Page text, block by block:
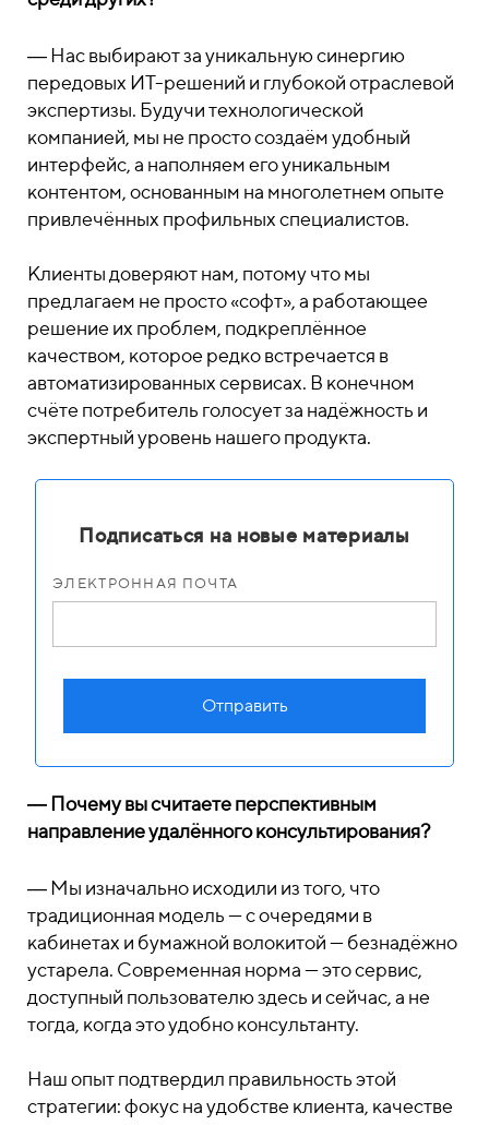
― Нас выбирают за уникальную синергию
передовых ИТ-решений и глубокой отраслевой
экспертизы. Будучи технологической
компанией, мы не просто создаём удобный
интерфейс, а наполняем его уникальным
контентом, основанным на многолетнем опыте
привлечённых профильных специалистов.
Клиенты доверяют нам, потому что мы
предлагаем не просто «софт», а работающее
решение их проблем, подкреплённое
качеством, которое редко встречается в
автоматизированных сервисах. В конечном
счёте потребитель голосует за надёжность и
экспертный уровень нашего продукта.
Подписаться на новые материалы
ЭЛЕКТРОННАЯ ПОЧТА
Отправить
― Почему вы считаете перспективным
направление удалённого консультирования?
― Мы изначально исходили из того, что
традиционная модель — с очередями в
кабинетах и бумажной волокитой — безнадёжно
устарела. Современная норма — это сервис,
доступный пользователю здесь и сейчас, а не
тогда, когда это удобно консультанту.
Наш опыт подтвердил правильность этой
стратегии: фокус на удобстве клиента, качестве